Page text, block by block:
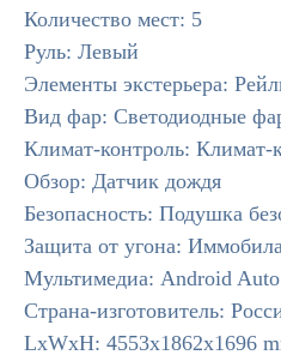
Количество мест: 5
Руль: Левый
Элементы экстерьера:
Вид фар: Светодиодные
Климат-контроль: Климат-
Обзор: Датчик дождя
Безопасность: Подушка
Защита от угона:
Мультимедиа: Android Auto
Страна-изготовитель:
LxWxH: 4553x1862x1696